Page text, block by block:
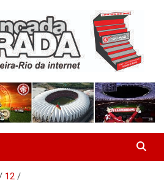
Colorada
12